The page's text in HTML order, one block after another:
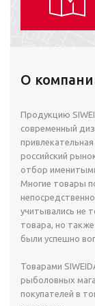
О
Продукцию
современный
российский
отбор
Многие товары
учитывались не
товара, но
были успешно
Товарами
рыболовных
покупателей в